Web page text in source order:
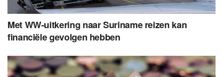
Met WW-uitkering naar Suriname reizen kan
financiële gevolgen hebben